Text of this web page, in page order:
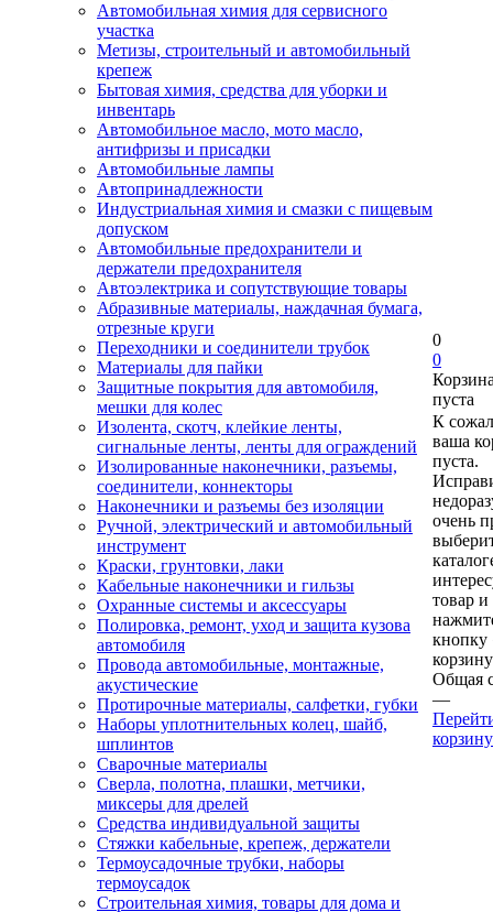
Автомобильная химия для сервисного
участка
Метизы, строительный и автомобильный
крепеж
Бытовая химия, средства для уборки и
инвентарь
Автомобильное масло, мото масло,
антифризы и присадки
Автомобильные лампы
Автопринадлежности
Индустриальная химия и смазки с пищевым
допуском
Автомобильные предохранители и
держатели предохранителя
Автоэлектрика и сопутствующие товары
Абразивные материалы, наждачная бумага,
отрезные круги
Переходники и соединители трубок
Материалы для пайки
Защитные покрытия для автомобиля,
мешки для колес
Изолента, скотч, клейкие ленты,
сигнальные ленты, ленты для ограждений
Изолированные наконечники, разъемы,
соединители, коннекторы
Наконечники и разъемы без изоляции
Ручной, электрический и автомобильный
инструмент
Краски, грунтовки, лаки
Кабельные наконечники и гильзы
Охранные системы и аксессуары
Полировка, ремонт, уход и защита кузова
автомобиля
Провода автомобильные, монтажные,
акустические
Протирочные материалы, салфетки, губки
Наборы уплотнительных колец, шайб,
шплинтов
Сварочные материалы
Сверла, полотна, плашки, метчики,
миксеры для дрелей
Средства индивидуальной защиты
Стяжки кабельные, крепеж, держатели
Термоусадочные трубки, наборы
термоусадок
Строительная химия, товары для дома и
0
0
пуста
К
ваша
пуста.
очень
товар и
кнопку
Общая
—
корзину